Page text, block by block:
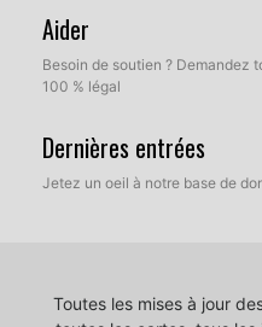
Aider
Besoin de soutien ? Demandez
100 % légal
Dernières entrées
Jetez un oeil à notre base de
Toutes les mises à jour